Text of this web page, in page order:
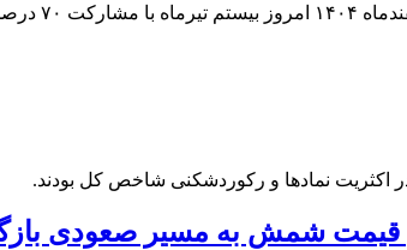
مجمع
اکثریت نمادها و رکوردشکنی شاخص کل بودند.
قیمت شمش به مسیر صعودی